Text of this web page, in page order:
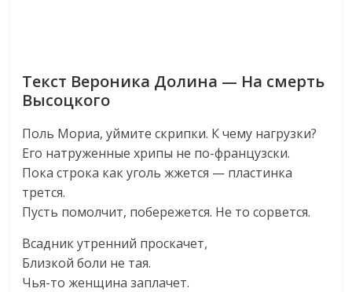
Текст Вероника Долина — На смерть
Высоцкого
Поль Мориа, уймите скрипки. К чему нагрузки?
Его натруженные хрипы не по-французски.
Пока строка как уголь жжется — пластинка
трется.
Пусть помолчит, побережется. Не то сорвется.
Всадник утренний проскачет,
Близкой боли не тая.
Чья-то женщина заплачет.